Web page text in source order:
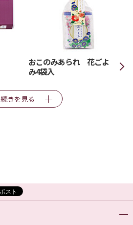
おこのみあられ 花ごよ
み4袋入
続きを見る